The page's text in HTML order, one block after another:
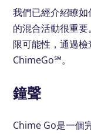
我們已經介紹瞭
的混合活動很重
限可能性，通過
ChimeGo℠。
鐘聲
Chime Go是一個